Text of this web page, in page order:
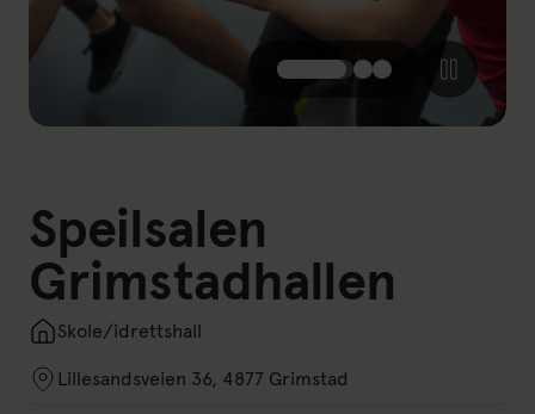
Speilsalen
Grimstadhallen
Skole/idrettshall
Lillesandsveien 36, 4877 Grimstad